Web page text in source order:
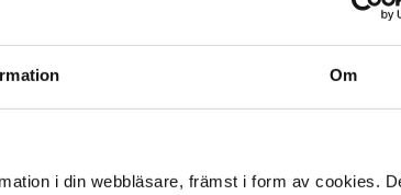
Om
i din webbläsare, främst i form av cookies.